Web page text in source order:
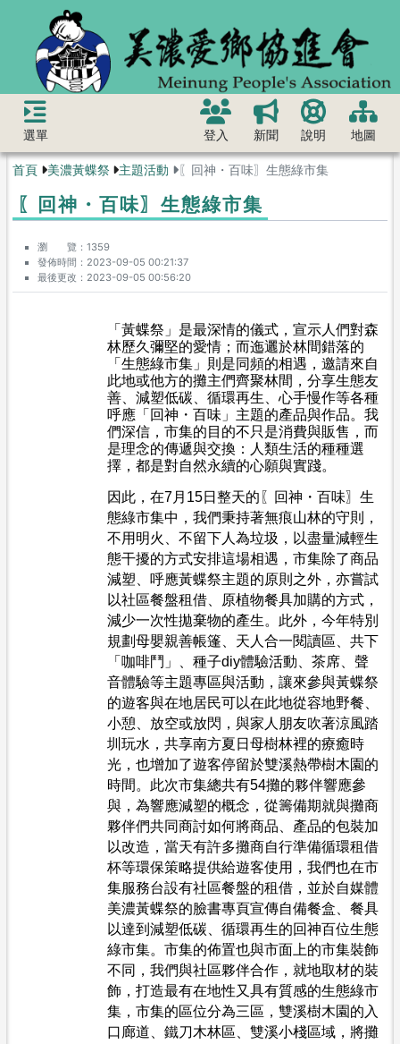
選單 登入 新聞 說明 地圖
首頁 美濃黃蝶祭 主題活動 〖回神・百味〗生態綠市集
〖回神・百味〗生態綠市集
瀏 覽
1359
發佈時間
2023-09-05 00:21:37
最後更改
2023-09-05 00:56:20
「黃蝶祭」是最深情的儀式，宣示人們對森
林歷久彌堅的愛情；而迤邐於林間錯落的
「生態綠市集」則是同頻的相遇，邀請來自
此地或他方的攤主們齊聚林間，分享生態友
善、減塑低碳、循環再生、心手慢作等各種
呼應「回神 ・ 百味」主題的產品與作品。我
們深信，市集的目的不只是消費與販售，而
是理念的傳遞與交換：人類生活的種種選
擇，都是對自然永續的心願與實踐。
因此，在7月15日整天的〖回神 ・ 百味〗生
態綠市集中，我們秉持著無痕山林的守則，
不用明火、不留下人為垃圾，以盡量減輕生
態干擾的方式安排這場相遇，市集除了商品
減塑、呼應黃蝶祭主題的原則之外，亦嘗試
以社區餐盤租借、原植物餐具加購的方式，
減少一次性拋棄物的產生。此外，今年特別
規劃母嬰親善帳篷、天人合一閱讀區、共下
「咖啡鬥」、種子diy體驗活動、茶席、聲
音體驗等主題專區與活動，讓來參與黃蝶祭
的遊客與在地居民可以在此地從容地野餐、
小憩、放空或放閃，與家人朋友吹著涼風踏
圳玩水，共享南方夏日母樹林裡的療癒時
光，也增加了遊客停留於雙溪熱帶樹木園的
時間。此次市集總共有54攤的夥伴響應參
與，為響應減塑的概念，從籌備期就與攤商
夥伴們共同商討如何將商品、產品的包裝加
以改造，當天有許多攤商自行準備循環租借
杯等環保策略提供給遊客使用，我們也在市
集服務台設有社區餐盤的租借，並於自媒體
美濃黃蝶祭的臉書專頁宣傳自備餐盒、餐具
以達到減塑低碳、循環再生的回神百位生態
綠市集。市集的佈置也與市面上的市集裝飾
不同，我們與社區夥伴合作，就地取材的裝
飾，打造最有在地性又具有質感的生態綠市
集，市集的區位分為三區，雙溪樹木園的入
口廊道、鐵刀木林區、雙溪小棧區域，將攤